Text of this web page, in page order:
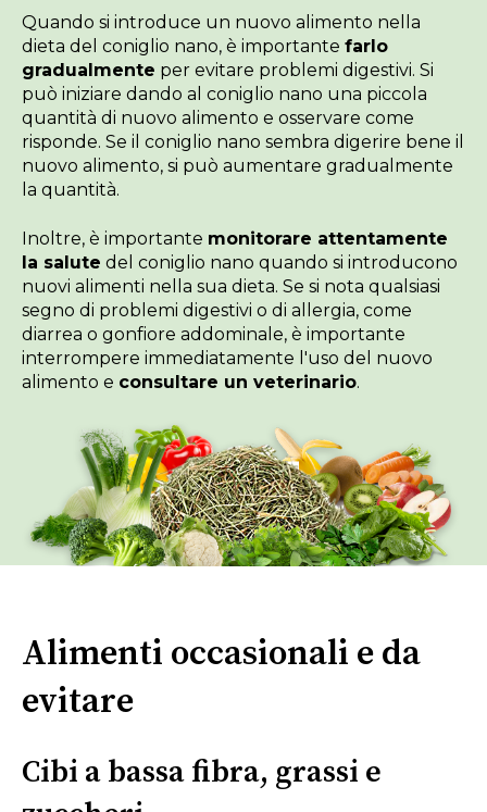
Quando si introduce un nuovo alimento nella
dieta del coniglio nano, è importante farlo
gradualmente per evitare problemi digestivi. Si
può iniziare dando al coniglio nano una piccola
quantità di nuovo alimento e osservare come
risponde. Se il coniglio nano sembra digerire bene il
nuovo alimento, si può aumentare gradualmente
la quantità.
Inoltre, è importante monitorare attentamente
la salute del coniglio nano quando si introducono
nuovi alimenti nella sua dieta. Se si nota qualsiasi
segno di problemi digestivi o di allergia, come
diarrea o gonfiore addominale, è importante
interrompere immediatamente l'uso del nuovo
alimento e consultare un veterinario.
Alimenti occasionali e da
evitare
Cibi a bassa fibra, grassi e